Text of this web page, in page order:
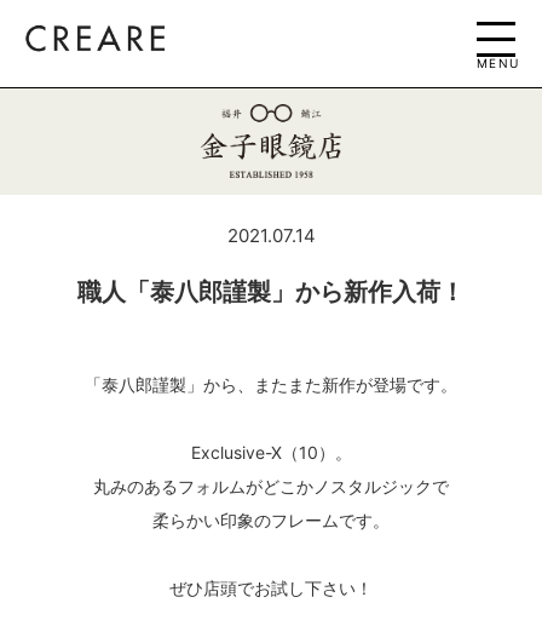
MENU
2021.07.14
職人「泰八郎謹製」から新作入荷！
「泰八郎謹製」から、またまた新作が登場です。
Exclusive-Ⅹ（10）。
丸みのあるフォルムがどこかノスタルジックで
柔らかい印象のフレームです。
ぜひ店頭でお試し下さい！